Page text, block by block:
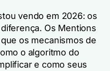
vendo em 2026: os
Os Mentions
os mecanismos de
o algoritmo do
e como seus